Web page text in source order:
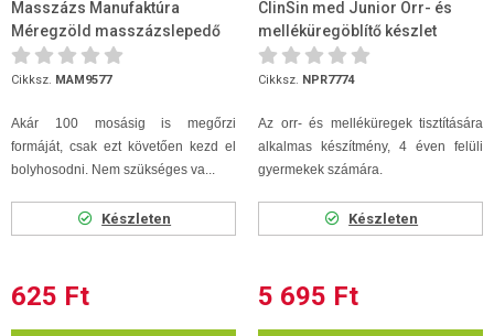
Masszázs Manufaktúra
Méregzöld masszázslepedő
80 x 200
Cikksz. MAM9577
Akár 100 mosásig is megőrzi
formáját, csak ezt követően kezd el
bolyhosodni. Nem szükséges va...
Készleten
625 Ft
ClinSin med Junior Orr- és
melléküregöblítő készlet
(flakon + 16 tasak)
Cikksz. NPR7774
Az orr- és melléküregek tisztítására
alkalmas készítmény, 4 éven felüli
gyermekek számára.
Készleten
5 695 Ft